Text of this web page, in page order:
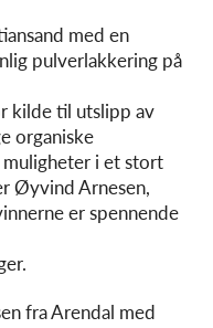
med en
pulverlakkering på
kilde til utslipp av
organiske
muligheter i et stort
Øyvind Arnesen,
er spennende
fra Arendal med